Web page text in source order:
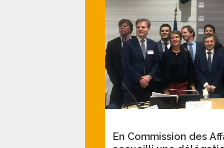
En Commission des